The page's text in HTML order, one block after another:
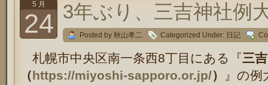
5 月
24 3年ぶり、三吉神社例
Posted by 秋山孝二 Categorized Under: 日記
札幌市中央区南一条西8丁目にある『三
（https://miyoshi-sapporo.or.jp/）
』の